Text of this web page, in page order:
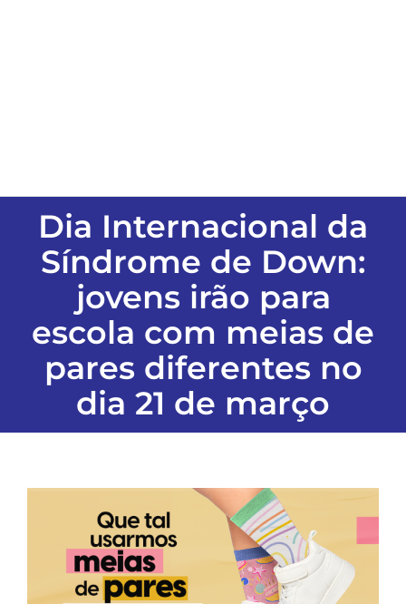
ASSINE
FALE CONOSCO
EDIÇÕES EM PDF
Dia Internacional da
Síndrome de Down:
jovens irão para
escola com meias de
pares diferentes no
dia 21 de março